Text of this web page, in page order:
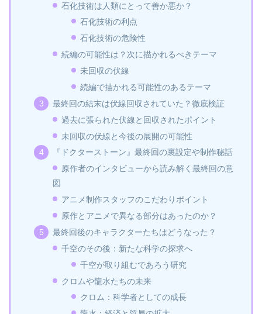
石化技術は人類にとって善か悪か？
石化技術の利点
石化技術の危険性
続編の可能性は？次に描かれるべきテーマ
未回収の伏線
続編で描かれる可能性のあるテーマ
最終回の結末は伏線回収されていた？徹底検証
過去に張られた伏線と回収されたポイント
未回収の伏線と今後の展開の可能性
『ドクターストーン』最終回の裏設定や制作秘話
原作者のインタビューから読み解く最終回の意
図
アニメ制作スタッフのこだわりポイント
原作とアニメで異なる部分はあったのか？
最終回後のキャラクターたちはどうなった？
千空のその後：新たな科学の探求へ
千空が取り組むであろう研究
クロムや龍水たちの未来
クロム：科学者としての成長